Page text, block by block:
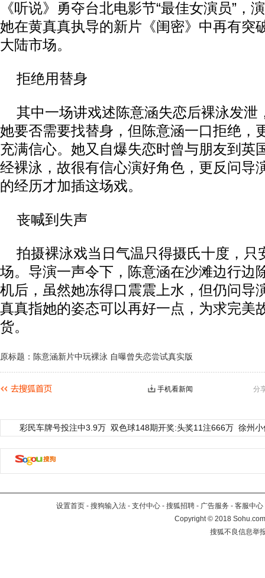
《听说》勇夺台北电影节“最佳女演员”，
她在黄真真执导的新片《闺密》中再有突
大陆市场。
拒绝用替身
其中一场讲戏述陈意涵失恋后裸泳发泄
她要否需要找替身，但陈意涵一口拒绝，
充满信心。她又自爆失恋时曾与朋友到英
经裸泳，故很有信心演好角色，更反问导
的经历才加插这场戏。
丧喊到失声
拍摄裸泳戏当日气温只得摄氏十度，只
场。导演一声令下，陈意涵在沙滩边行边
机后，虽然她冻得口震震上水，但仍问导
真真指她的姿态可以再好一点，为求完美
货。
原标题：陈意涵新片中玩裸泳 自曝曾失恋尝试真实版
分
手机看新闻
彩民车牌号投注中3.9万 双色球148期开奖:头奖11注666万 徐州
设置首页 - 搜狗输入法 - 支付中心 - 搜狐招聘 - 广告服务 - 客服中心
Copyright©2018
搜狐不良信息举